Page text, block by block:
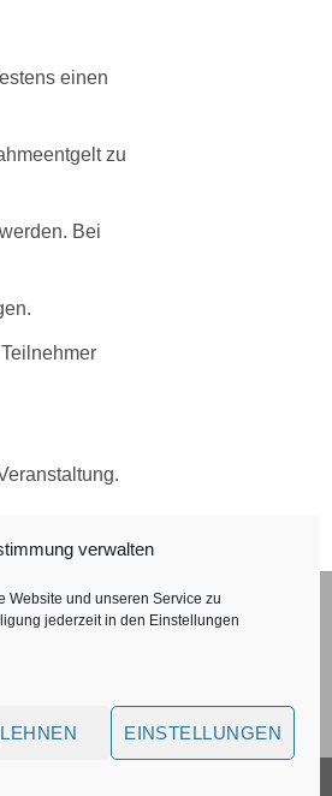
verwalten
Website und unseren Service zu
jederzeit in den Einstellungen
EINSTELLUNGEN
einen
zu
Bei